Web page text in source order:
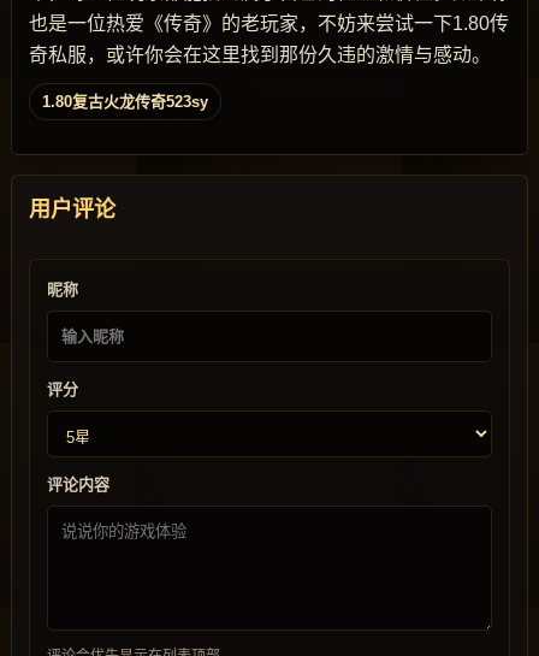
也是一位热爱《传奇》的老玩家，不妨来尝试一下1.80传
奇私服，或许你会在这里找到那份久违的激情与感动。
1.80复古火龙传奇523sy
用户评论
昵称
评分
评论内容